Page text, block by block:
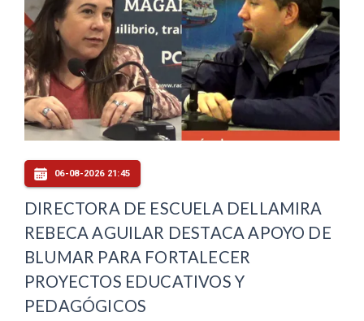
06-08-2026 21:45
DIRECTORA DE ESCUELA DELLAMIRA
REBECA AGUILAR DESTACA APOYO DE
BLUMAR PARA FORTALECER
PROYECTOS EDUCATIVOS Y
PEDAGÓGICOS